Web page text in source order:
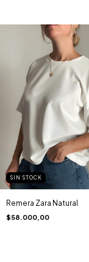
SIN STOCK
Remera Zara Natural
$58.000,00